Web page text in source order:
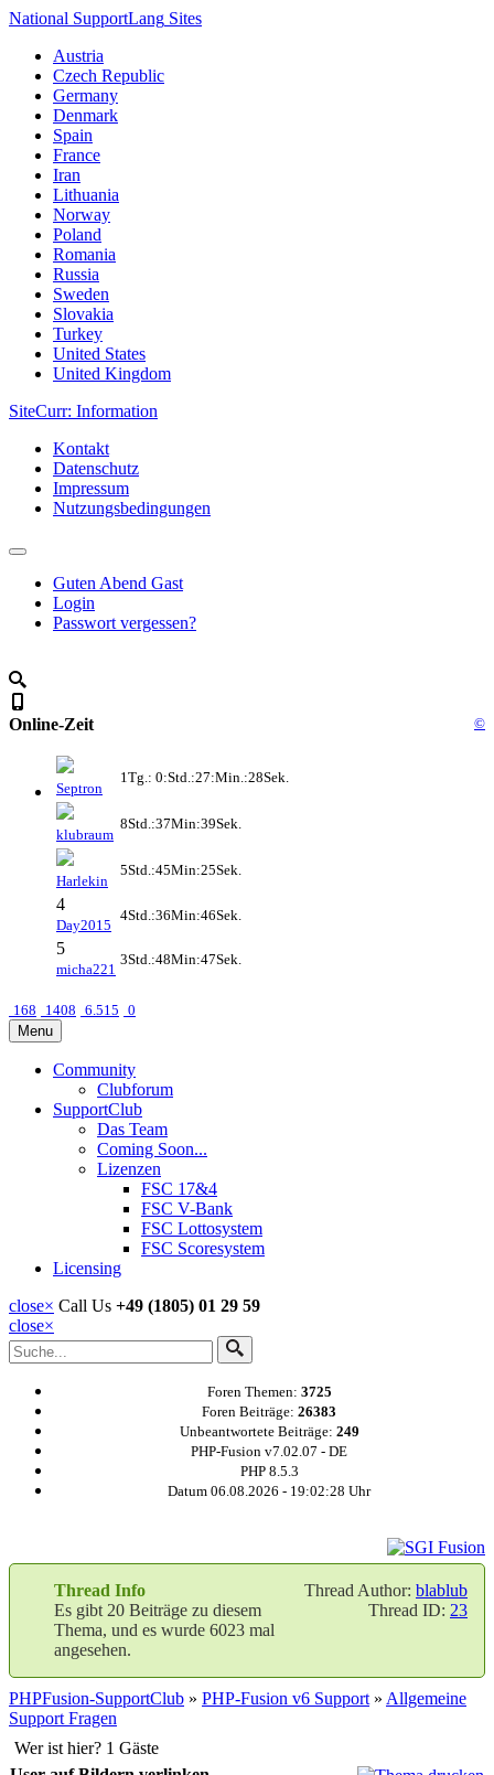
National SupportLang Sites
Austria
Czech Republic
Germany
Denmark
Spain
France
Iran
Lithuania
Norway
Poland
Romania
Russia
Sweden
Slovakia
Turkey
United States
United Kingdom
SiteCurr: Information
Kontakt
Datenschutz
Impressum
Nutzungsbedingungen
Guten Abend Gast
Login
Passwort vergessen?
Online-Zeit ©
Septron
1Tg.: 0:Std.:27:Min.:28Sek.
klubraum
8Std.:37Min:39Sek.
Harlekin
5Std.:45Min:25Sek.
4
Day2015
4Std.:36Min:46Sek.
5
micha221
3Std.:48Min:47Sek.
168 1408 6.515 0
Menu
Community
Clubforum
SupportClub
Das Team
Coming Soon...
Lizenzen
FSC 17&4
FSC V-Bank
FSC Lottosystem
FSC Scoresystem
Licensing
close× Call Us +49 (1805) 01 29 59
close×
Foren Themen: 3725
Foren Beiträge: 26383
Unbeantwortete Beiträge: 249
PHP-Fusion v7.02.07 - DE
PHP 8.5.3
Datum 06.08.2026 - 19:02:29 Uhr
Thread Author: blablub
Thread ID: 23
Thread Info
Es gibt 20 Beiträge zu diesem
Thema, und es wurde 6023 mal
angesehen.
PHPFusion-SupportClub » PHP-Fusion v6 Support » Allgemeine
Support Fragen
Wer ist hier? 1 Gäste